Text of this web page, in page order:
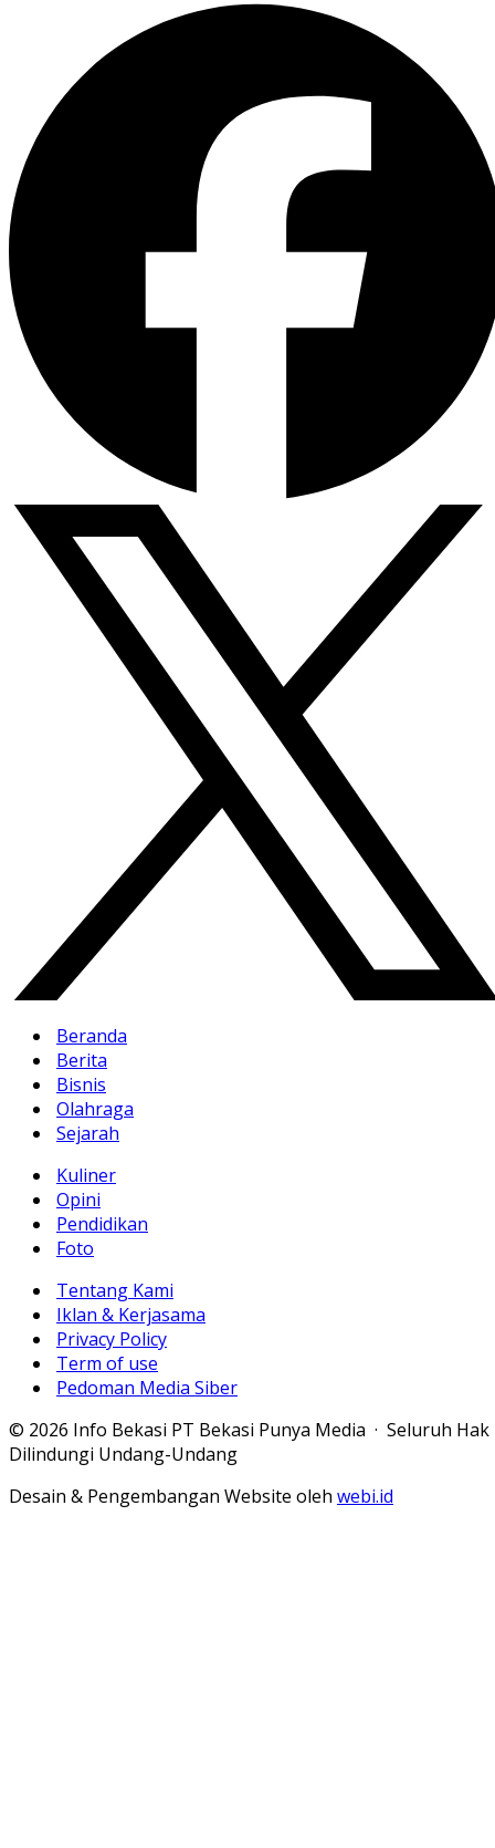
Beranda
Berita
Bisnis
Olahraga
Sejarah
Kuliner
Opini
Pendidikan
Foto
Tentang Kami
Iklan & Kerjasama
Privacy Policy
Term of use
Pedoman Media Siber
© 2026 Info Bekasi PT Bekasi Punya Media · Seluruh Hak
Dilindungi Undang-Undang
Desain & Pengembangan Website oleh webi.id